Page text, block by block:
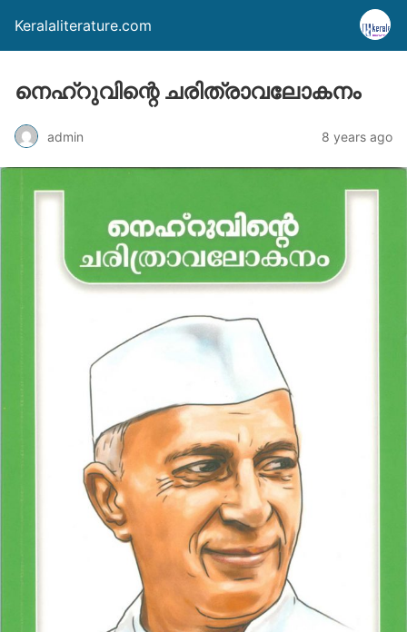
Keralaliterature.com
നെഹ്റുവിന്റെ ചരിത്രാവലോകനം
admin 8 years ago